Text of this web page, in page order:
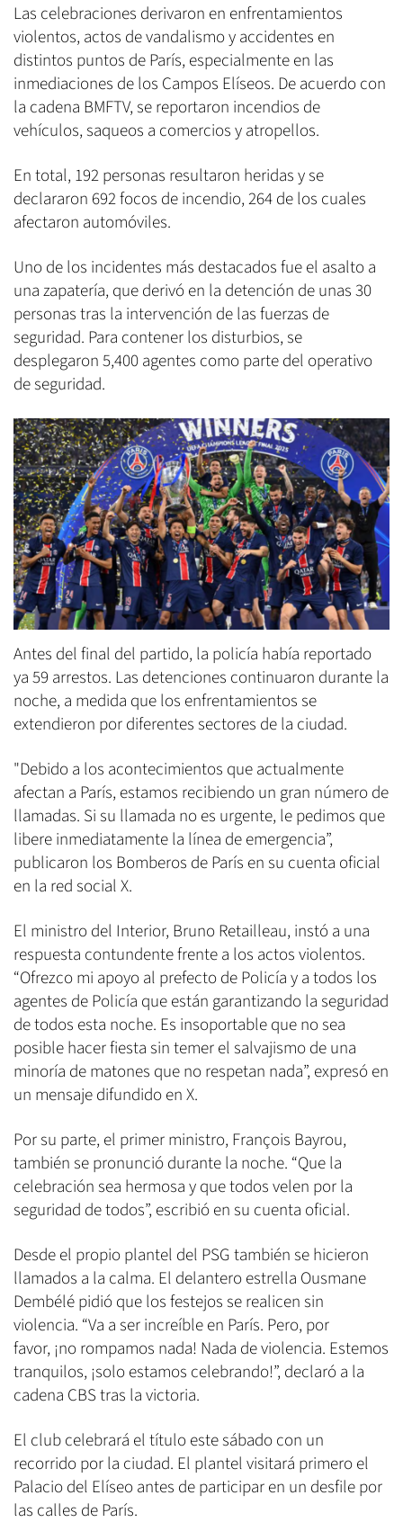
Las celebraciones derivaron en enfrentamientos
violentos, actos de vandalismo y accidentes en
distintos puntos de París, especialmente en las
inmediaciones de los Campos Elíseos. De acuerdo con
la cadena BMFTV, se reportaron incendios de
vehículos, saqueos a comercios y atropellos.
En total, 192 personas resultaron heridas y se
declararon 692 focos de incendio, 264 de los cuales
afectaron automóviles.
Uno de los incidentes más destacados fue el asalto a
una zapatería, que derivó en la detención de unas 30
personas tras la intervención de las fuerzas de
seguridad. Para contener los disturbios, se
desplegaron 5,400 agentes como parte del operativo
de seguridad.
Antes del final del partido, la policía había reportado
ya 59 arrestos. Las detenciones continuaron durante la
noche, a medida que los enfrentamientos se
extendieron por diferentes sectores de la ciudad.
"Debido a los acontecimientos que actualmente
afectan a París, estamos recibiendo un gran número de
llamadas. Si su llamada no es urgente, le pedimos que
libere inmediatamente la línea de emergencia”,
publicaron los Bomberos de París en su cuenta oficial
en la red social X.
El ministro del Interior, Bruno Retailleau, instó a una
respuesta contundente frente a los actos violentos.
“Ofrezco mi apoyo al prefecto de Policía y a todos los
agentes de Policía que están garantizando la seguridad
de todos esta noche. Es insoportable que no sea
posible hacer fiesta sin temer el salvajismo de una
minoría de matones que no respetan nada”, expresó en
un mensaje difundido en X.
Por su parte, el primer ministro, François Bayrou,
también se pronunció durante la noche. “Que la
celebración sea hermosa y que todos velen por la
seguridad de todos”, escribió en su cuenta oficial.
Desde el propio plantel del PSG también se hicieron
llamados a la calma. El delantero estrella Ousmane
Dembélé pidió que los festejos se realicen sin
violencia. “Va a ser increíble en París. Pero, por
favor, ¡no rompamos nada! Nada de violencia. Estemos
tranquilos, ¡solo estamos celebrando!”, declaró a la
cadena CBS tras la victoria.
El club celebrará el título este sábado con un
recorrido por la ciudad. El plantel visitará primero el
Palacio del Elíseo antes de participar en un desfile por
las calles de París.